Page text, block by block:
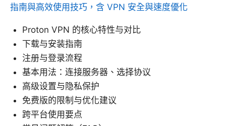
指南與高效使用技巧，含 VPN 安全與速度優化
Proton VPN 的核心特性与对比
下载与安装指南
注册与登录流程
基本用法：连接服务器、选择协议
高级设置与隐私保护
免费版的限制与优化建议
跨平台使用要点